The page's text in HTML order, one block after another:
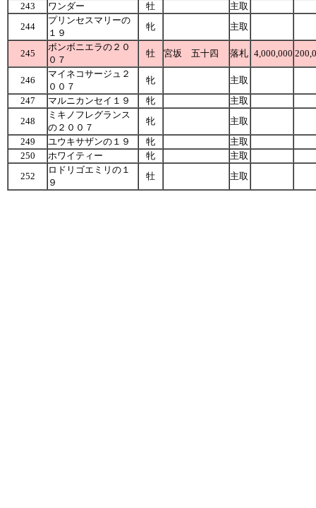
243
ワンダー 牡
主取
244
プリンセスマリーの
１９
牝 主取
245
ボンボニエラの２０
０７
牡 宮坂 五十四 落札 4,000,000
246
マイネコサージュ２
００７
牝
主取
247
マルニカンセイ１９ 牝
主取
248
ミキノフレグランス
の２００７
牝
主取
249
ユウキサザンの１９ 牝
主取
250
ホワイティー 牝
主取
252
ロドリゴエミリの１
９
牡 主取